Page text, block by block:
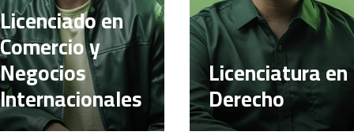
Licenciado en
Comercio y
Negocios
Internacionales
Licenciatura en
Derecho